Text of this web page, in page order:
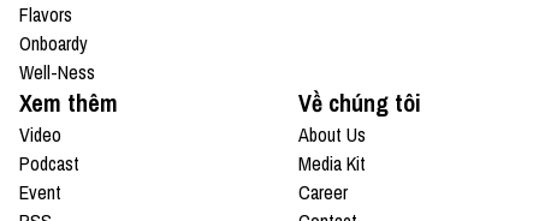
Flavors
Onboardy
Well-Ness
Xem thêm
Video
Podcast
Event
Về chúng tôi
About Us
Media Kit
Career